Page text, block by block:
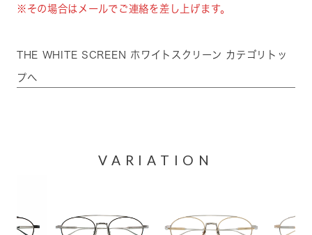
※その場合はメールでご連絡を差し上げます。
THE WHITE SCREEN ホワイトスクリーン カテゴリトッ
プへ
VARIATION